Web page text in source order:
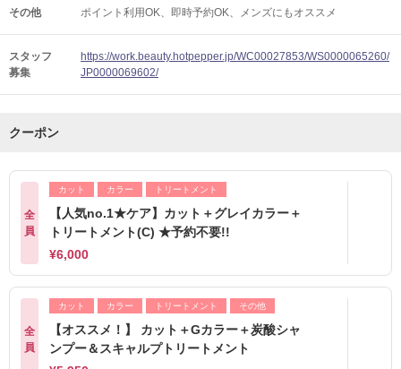
その他 ポイント利用OK 即時予約OK メンズにもオススメ
スタッフ
募集
https://work.beauty.hotpepper.jp/WC00027853/WS0000065260/
JP0000069602/
クーポン
全
員
カット カラー トリートメント
【人気no.1★ケア】カット＋グレイカラー＋
トリートメント(C) ★予約不要!!
¥6,000
全
員
カット カラー トリートメント その他
【オススメ！】 カット＋Gカラー＋炭酸シャ
ンプー＆スキャルプトリートメント